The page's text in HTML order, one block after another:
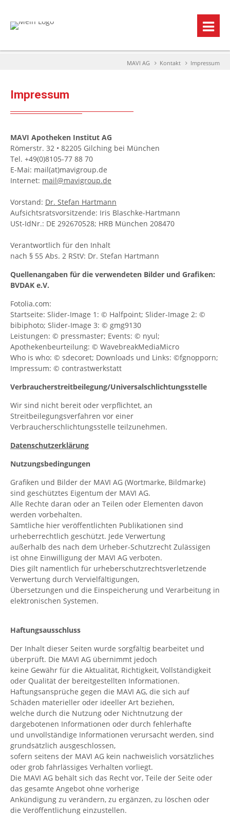
MAVI AG Kontakt Impressum
Impressum
MAVI Apotheken Institut AG
Römerstr. 32 • 82205 Gilching bei München
Tel. +49(0)8105-77 88 70
E-Mai: mail(at)mavigroup.de
Internet: mail@mavigroup.de
Vorstand: Dr. Stefan Hartmann
Aufsichtsratsvorsitzende: Iris Blaschke-Hartmann
USt-IdNr.: DE 292670528; HRB München 208470
Verantwortlich für den Inhalt
nach § 55 Abs. 2 RStV: Dr. Stefan Hartmann
Quellenangaben für die verwendeten Bilder und Grafiken:
BVDAK e.V.
Fotolia.com:
Startseite: Slider-Image 1: © Halfpoint; Slider-Image 2: ©
bibiphoto; Slider-Image 3: © gmg9130
Leistungen: © pressmaster; Events: © nyul;
Apothekenbeurteilung: © WavebreakMediaMicro
Who is who: © sdecoret; Downloads und Links: ©fgnopporn;
Impressum: © contrastwerkstatt
Verbraucher­streit­beilegung/Universal­schlichtungs­stelle
Wir sind nicht bereit oder verpflichtet, an
Streitbeilegungsverfahren vor einer
Verbraucherschlichtungsstelle teilzunehmen.
Datenschutzerklärung
Nutzungsbedingungen
Grafiken und Bilder der MAVI AG (Wortmarke, Bildmarke)
sind geschütztes Eigentum der MAVI AG.
Alle Rechte daran oder an Teilen oder Elementen davon
werden vorbehalten.
Sämtliche hier veröffentlichten Publikationen sind
urheberrechtlich geschützt. Jede Verwertung
außerhalb des nach dem Urheber-Schutzrecht Zulässigen
ist ohne Einwilligung der MAVI AG verboten.
Dies gilt namentlich für urheberschutzrechtsverletzende
Verwertung durch Vervielfältigungen,
Übersetzungen und die Einspeicherung und Verarbeitung in
elektronischen Systemen.
Haftungsausschluss
Der Inhalt dieser Seiten wurde sorgfältig bearbeitet und
überprüft. Die MAVI AG übernimmt jedoch
keine Gewähr für die Aktualität, Richtigkeit, Vollständigkeit
oder Qualität der bereitgestellten Informationen.
Haftungsansprüche gegen die MAVI AG, die sich auf
Schäden materieller oder ideeller Art beziehen,
welche durch die Nutzung oder Nichtnutzung der
dargebotenen Informationen oder durch fehlerhafte
und unvollständige Informationen verursacht werden, sind
grundsätzlich ausgeschlossen,
sofern seitens der MAVI AG kein nachweislich vorsätzliches
oder grob fahrlässiges Verhalten vorliegt.
Die MAVI AG behält sich das Recht vor, Teile der Seite oder
das gesamte Angebot ohne vorherige
Ankündigung zu verändern, zu ergänzen, zu löschen oder
die Veröffentlichung einzustellen.